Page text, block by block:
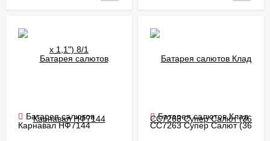
Батарея салютов
Карнавал НФ7144
Батарея салютов Клад
CC7263 Супер Салют (36